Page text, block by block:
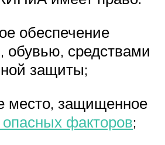
обеспечение
обувью, средствами
защиты;
место, защищенное
факторов;